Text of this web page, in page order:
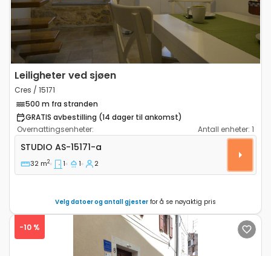
Leiligheter ved sjøen
Cres / 15171
500 m fra stranden
GRATIS avbestilling (14 dager til ankomst)
Overnattingsenheter:
Antall enheter: 1
Leilighet studio Cres AS-15171-a
STUDIO AS-15171-a
32 m2 1 1 2
Velg datoer og antall gjester for å se nøyaktig pris
-10 %